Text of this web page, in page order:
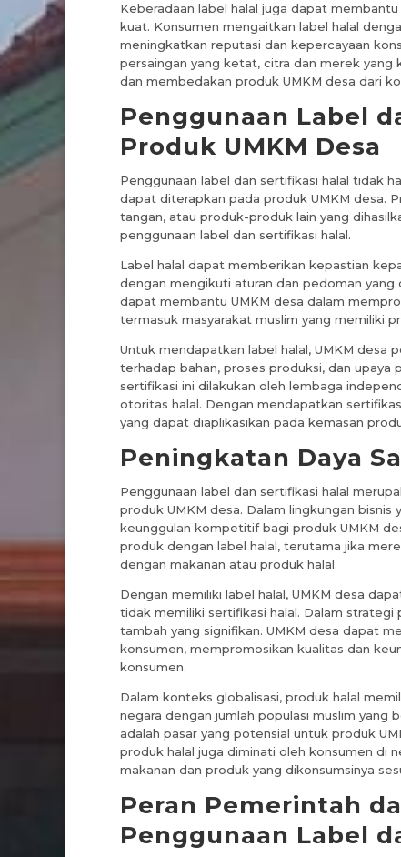
Keberadaan label halal juga dapat
kuat. Konsumen mengaitkan label halal
meningkatkan reputasi dan kepercayaan
persaingan yang ketat, citra dan merek
dan membedakan produk UMKM desa dari
Penggunaan Label
Produk UMKM Desa
Penggunaan label dan sertifikasi halal tidak
dapat diterapkan pada produk UMKM desa.
tangan, atau produk-produk lain yang
penggunaan label dan sertifikasi halal.
Label halal dapat memberikan kepastian
dengan mengikuti aturan dan pedoman
dapat membantu UMKM desa dalam
termasuk masyarakat muslim yang memiliki
Untuk mendapatkan label halal, UMKM desa
terhadap bahan, proses produksi, dan upaya
sertifikasi ini dilakukan oleh lembaga
otoritas halal. Dengan mendapatkan
yang dapat diaplikasikan pada kemasan
Peningkatan Daya
Penggunaan label dan sertifikasi halal
produk UMKM desa. Dalam lingkungan
keunggulan kompetitif bagi produk UMKM
produk dengan label halal, terutama jika
dengan makanan atau produk halal.
Dengan memiliki label halal, UMKM desa
tidak memiliki sertifikasi halal. Dalam strategi
tambah yang signifikan. UMKM desa dapat
konsumen, mempromosikan kualitas dan
konsumen.
Dalam konteks globalisasi, produk halal
negara dengan jumlah populasi muslim yang
adalah pasar yang potensial untuk produk
produk halal juga diminati oleh konsumen di
makanan dan produk yang dikonsumsinya
Peran Pemerintah
Penggunaan Label